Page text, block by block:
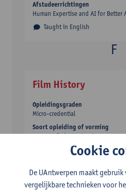
Taught in English
Afstudeerrichtingen
Human Expertise and AI for Better
Film History
Taught in English
Opleidingsgraden
Micro-credential
Soort opleiding of vorming
Zomer- of winterschool
Cookie
De UAntwerpen maakt gebruik
vergelijkbare technieken voor